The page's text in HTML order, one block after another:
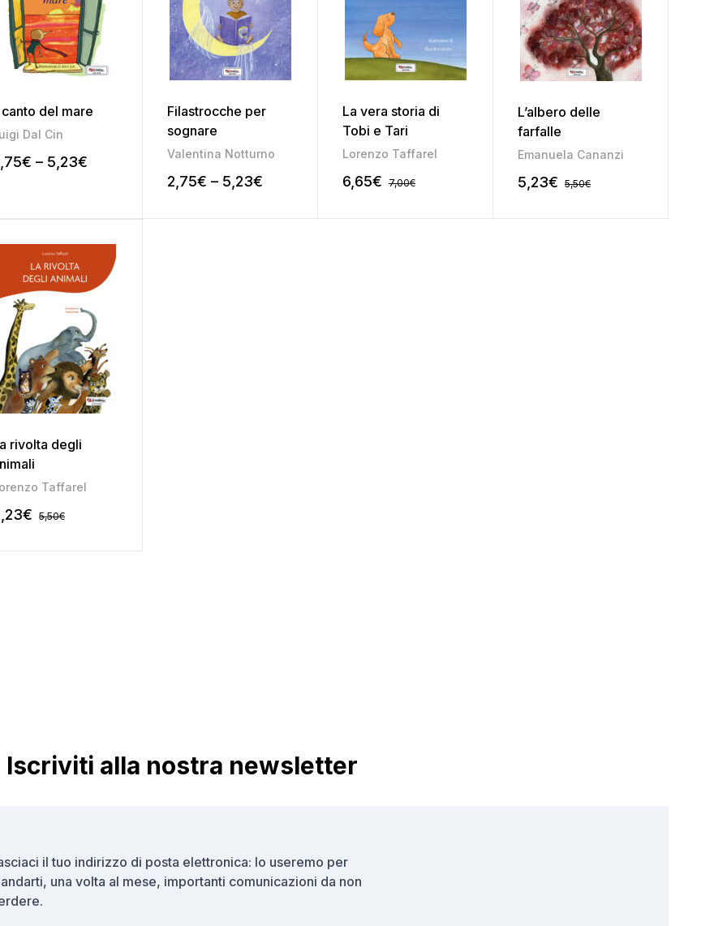
del mare
Dal Cin
€ – 5,23€
Filastrocche per
sognare
Valentina Notturno
2,75€ – 5,23€
La vera storia di
Tobi e Tari
Lorenzo Taffarel
6,65€ 7,00€
L’albero delle
farfalle
Emanuela Cananzi
5,23€ 5,50€
rivolta degli
Taffarel
€ 5,50€
Iscriviti alla nostra newsletter
il tuo indirizzo di posta elettronica: lo useremo per
una volta al mese, importanti comunicazioni da non